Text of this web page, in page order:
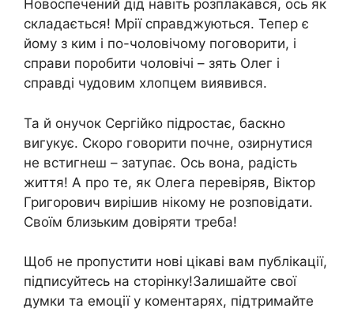
Новоспечений дід навіть розплакався, ось як
складається! Мрії справджуються. Тепер є
йому з ким і по-чоловічому поговорити, і
справи поробити чоловічі – зять Олег і
справді чудовим хлопцем виявився.
Та й онучок Сергійко підростає, баскно
вигукує. Скоро говорити почне, озирнутися
не встигнеш – затупає. Ось вона, радість
життя! А про те, як Олега перевіряв, Віктор
Григорович вирішив нікому не розповідати.
Своїм близьким довіряти треба!
Щоб не пропустити нові цікаві вам публікації,
підписуйтесь на сторінку!Залишайте свої
думки та емоції у коментарях, підтримайте